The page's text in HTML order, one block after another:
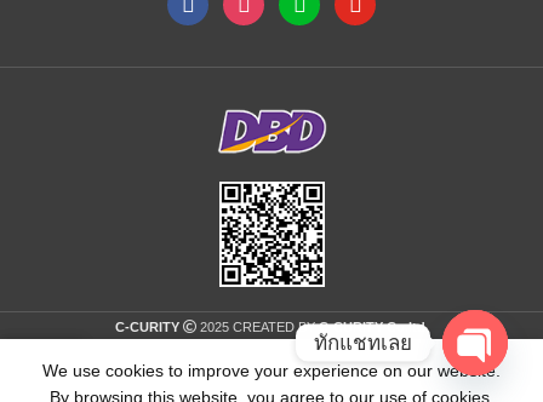
C-CURITY 2025 CREATED BYC-CURITY Co.ltd.
We use cookies to improve your experience on our website.
By browsing this website, you agree to our use of cookies.
ทักแชทเลย